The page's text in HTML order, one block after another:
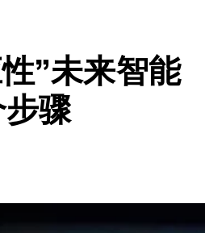
”未来智能
骤